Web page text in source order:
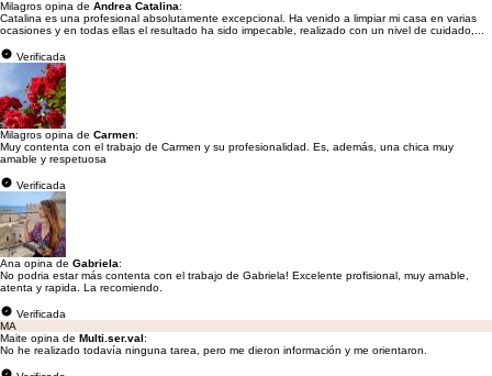
Milagros opina de Andrea Catalina:
Catalina es una profesional absolutamente excepcional. Ha venido a limpiar mi casa en varias
ocasiones y en todas ellas el resultado ha sido impecable, realizado con un nivel de cuidado,...
Verificada
Milagros opina de Carmen:
Muy contenta con el trabajo de Carmen y su profesionalidad. Es, además, una chica muy
amable y respetuosa
Verificada
Ana opina de Gabriela:
No podria estar más contenta con el trabajo de Gabriela! Excelente profisional, muy amable,
atenta y rapida. La recomiendo.
Verificada
MA
Maite opina de Multi.ser.val:
No he realizado todavía ninguna tarea, pero me dieron información y me orientaron.